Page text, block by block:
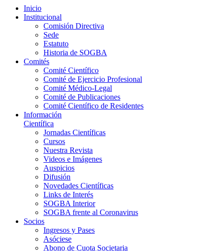
Inicio
Institucional
Comisión Directiva
Sede
Estatuto
Historia de SOGBA
Comités
Comité Científico
Comité de Ejercicio Profesional
Comité Médico-Legal
Comité de Publicaciones
Comité Científico de Residentes
Información
Científica
Jornadas Científicas
Cursos
Nuestra Revista
Videos e Imágenes
Auspicios
Difusión
Novedades Científicas
Links de Interés
SOGBA Interior
SOGBA frente al Coronavirus
Socios
Ingresos y Pases
Asóciese
Abono de Cuota Societaria